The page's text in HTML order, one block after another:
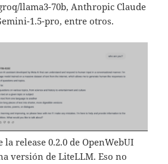
llama3-70b, Anthropic Claude
1.5-pro, entre otros.
la release 0.2.0 de OpenWebUI
versión de LiteLLM. Eso no